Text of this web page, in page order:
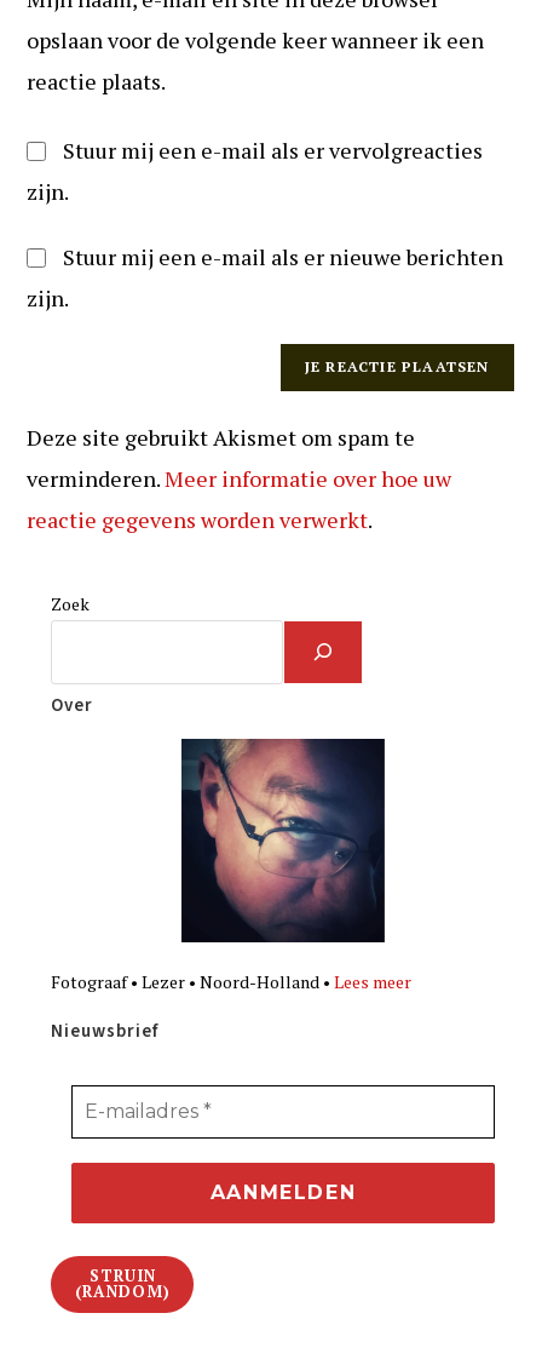
reageren
(optioneel)
opslaan voor de volgende keer wanneer ik een
reactie plaats.
Stuur mij een e-mail als er vervolgreacties
zijn.
Stuur mij een e-mail als er nieuwe berichten
zijn.
Deze site gebruikt Akismet om spam te
verminderen.Meer informatie over hoe uw
reactie gegevens worden verwerkt.
Zoek
Over
Fotograaf • Lezer • Noord-Holland •Lees meer
Nieuwsbrief
STRUIN
(RANDOM)